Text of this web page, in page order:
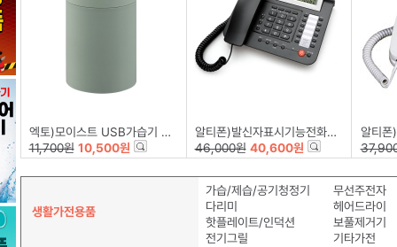
엑토)모이스트 USB가습기 HMD-12
11,700원 10,500원
알티폰)발신자표시기능전화기RT-1600
46,000원 40,600원
알티폰)발
생활가전용품
가습/제습/공기청정기
무선주전자
다리미
헤어드라이
핫플레이트/인덕션
보풀제거기
전기그릴
기타가전